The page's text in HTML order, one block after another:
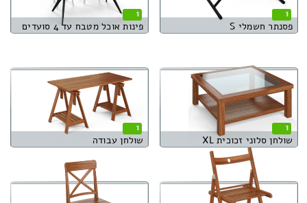
1
פסנתר חשמלי S
1
פינות אוכל מטבח עד 4 סועדים
1
שולחן סלוני זכוכית XL
1
שולחן עבודה